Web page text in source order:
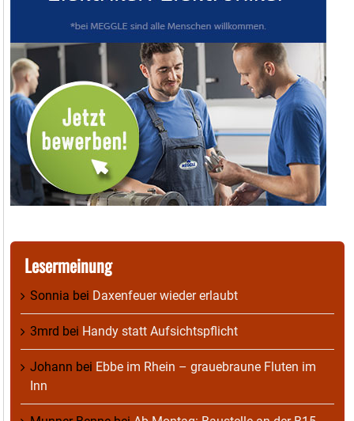
Lesermeinung
Sonnia bei Daxenfeuer wieder erlaubt
3mrd bei Handy statt Aufsichtspflicht
Johann bei Ebbe im Rhein – grauebraune Fluten im
Inn